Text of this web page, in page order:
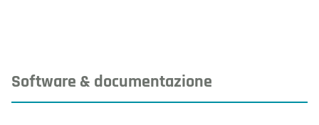
Software & documentazione